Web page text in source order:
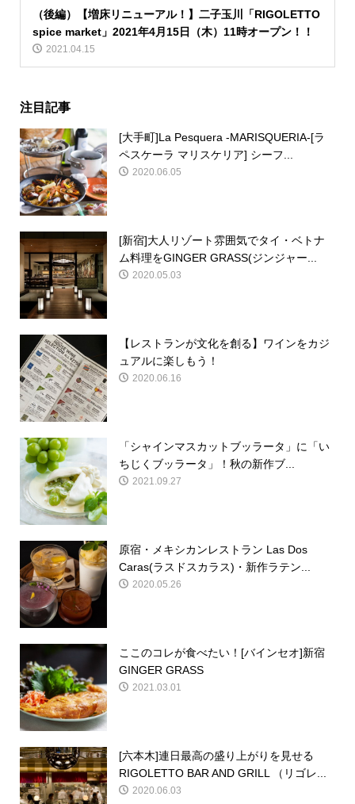
（後編）【増床リニューアル！】二子玉川「RIGOLETTO
spice market」2021年4月15日（木）11時オープン！！
2021.04.15
注目記事
[大手町]La Pesquera -MARISQUERIA-[ラ
ペスケーラ マリスケリア] シーフ...
2020.06.05
[新宿]大人リゾート雰囲気でタイ・ベトナ
ム料理をGINGER GRASS(ジンジャー...
2020.05.03
【レストランが文化を創る】ワインをカジ
ュアルに楽しもう！
2020.06.16
「シャインマスカットブッラータ」に「い
ちじくブッラータ」！秋の新作ブ...
2021.09.27
原宿・メキシカンレストラン Las Dos
Caras(ラスドスカラス)・新作ラテン...
2020.05.26
ここのコレが食べたい！[バインセオ]新宿
GINGER GRASS
2021.03.01
[六本木]連日最高の盛り上がりを見せる
RIGOLETTO BAR AND GRILL （リゴレ...
2020.06.03